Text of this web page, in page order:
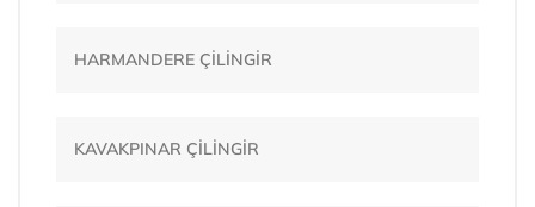
HARMANDERE ÇİLİNGİR
KAVAKPINAR ÇİLİNGİR